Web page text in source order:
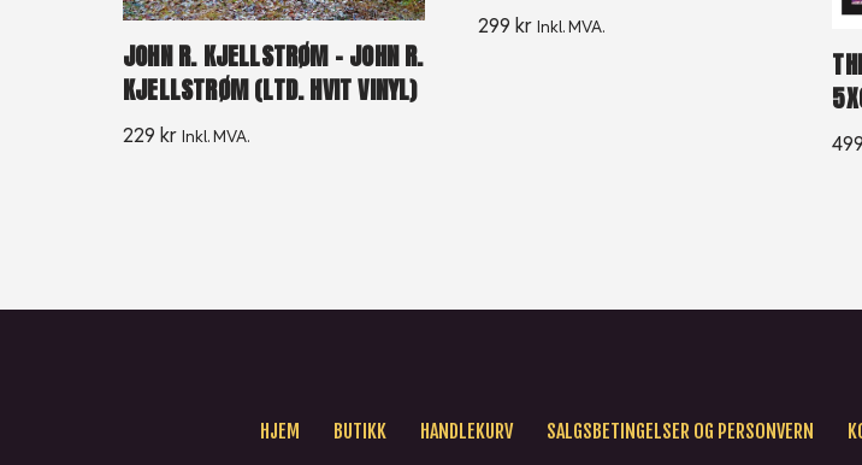
JOHN R. KJELLSTRØM – JOHN R.
KJELLSTRØM (LTD. HVIT VINYL)
229 kr Inkl. MVA.
299 kr Inkl. MVA.
HJEM BUTIKK HANDLEKURV SALGSBETINGELSER OG PERSONVERN